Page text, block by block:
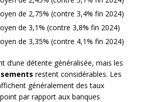
de 2,75% (contre 3,4% fin 2024)
de 3,1% (contre 3,8% fin 2024)
de 3,35% (contre 4,1% fin 2024)
d’une détente généralisée, mais les
restent considérables. Les
généralement des taux
par rapport aux banques